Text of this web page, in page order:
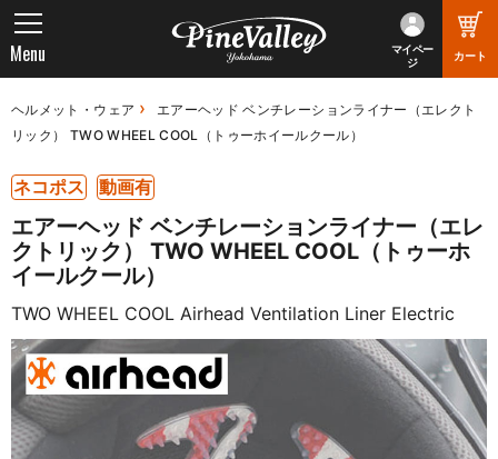
マイペー
ジ
カート
Menu
ヘルメット・ウェア
エアーヘッド ベンチレーションライナー（エレクト
リック） TWO WHEEL COOL（トゥーホイールクール）
ネコポス 動画有
エアーヘッド ベンチレーションライナー（エレ
クトリック） TWO WHEEL COOL（トゥーホ
イールクール）
TWO WHEEL COOL Airhead Ventilation Liner Electric